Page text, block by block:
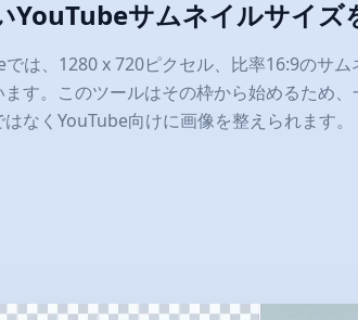
YouTubeサムネイルサイズ
では、1280 x 720ピクセル、比率16:9のサム
ます。このツールはその枠から始めるため、
はなくYouTube向けに画像を整えられます。